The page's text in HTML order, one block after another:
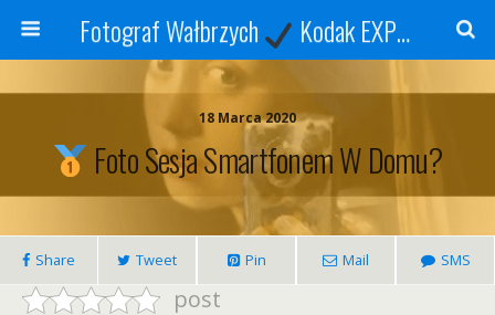
Fotograf Wałbrzych Kodak EXPRESS
18 Marca 2020
Foto Sesja Smartfonem W Domu?
Share Tweet Pin Mail SMS
post